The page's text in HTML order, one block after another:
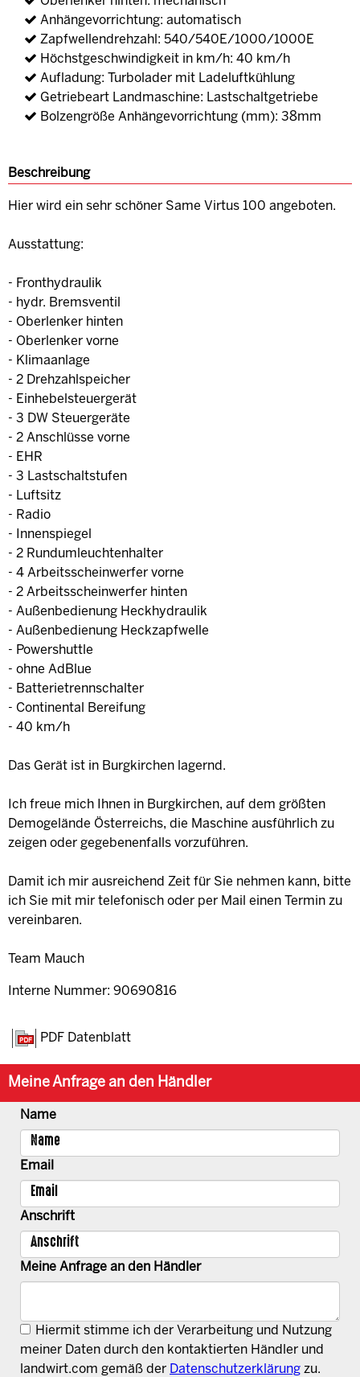
Anhängevorrichtung: automatisch
Zapfwellendrehzahl: 540/540E/1000/1000E
Höchstgeschwindigkeit in km/h: 40 km/h
Aufladung: Turbolader mit Ladeluftkühlung
Getriebeart Landmaschine: Lastschaltgetriebe
Bolzengröße Anhängevorrichtung (mm): 38mm
Beschreibung
Hier wird ein sehr schöner Same Virtus 100 angeboten.
Ausstattung:
- Fronthydraulik
- hydr. Bremsventil
- Oberlenker hinten
- Oberlenker vorne
- Klimaanlage
- 2 Drehzahlspeicher
- Einhebelsteuergerät
- 3 DW Steuergeräte
- 2 Anschlüsse vorne
- EHR
- 3 Lastschaltstufen
- Luftsitz
- Radio
- Innenspiegel
- 2 Rundumleuchtenhalter
- 4 Arbeitsscheinwerfer vorne
- 2 Arbeitsscheinwerfer hinten
- Außenbedienung Heckhydraulik
- Außenbedienung Heckzapfwelle
- Powershuttle
- ohne AdBlue
- Batterietrennschalter
- Continental Bereifung
- 40 km/h
Das Gerät ist in Burgkirchen lagernd.
Ich freue mich Ihnen in Burgkirchen, auf dem größten
Demogelände Österreichs, die Maschine ausführlich zu
zeigen oder gegebenenfalls vorzuführen.
Damit ich mir ausreichend Zeit für Sie nehmen kann, bitte
ich Sie mit mir telefonisch oder per Mail einen Termin zu
vereinbaren.
Team Mauch
Interne Nummer: 90690816
PDF Datenblatt
Meine Anfrage an den Händler
Name
Email
Anschrift
Meine Anfrage an den Händler
Hiermit stimme ich der Verarbeitung und Nutzung
meiner Daten durch den kontaktierten Händler und
landwirt.com gemäß der Datenschutzerklärung zu.